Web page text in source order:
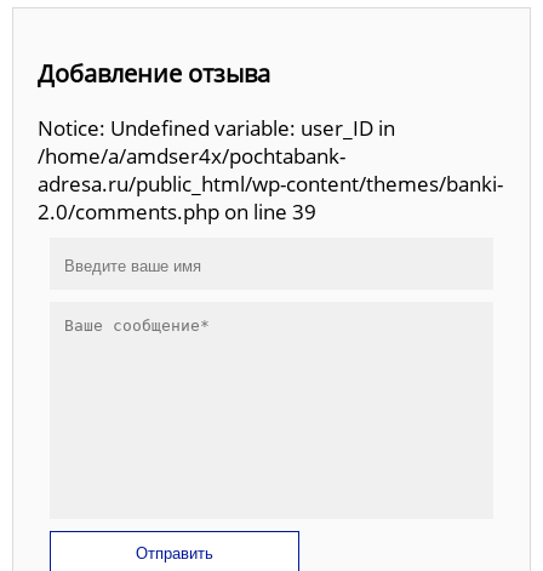
Добавление отзыва
Notice: Undefined variable: user_ID in
/home/a/amdser4x/pochtabank-
adresa.ru/public_html/wp-content/themes/banki-
2.0/comments.php on line 39
Отправить